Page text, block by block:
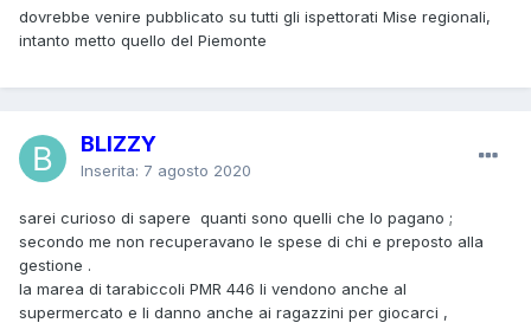
dovrebbe venire pubblicato su tutti gli ispettorati Mise regionali,
intanto metto quello del Piemonte
BLIZZY
Inserita: 7 agosto 2020
sarei curioso di sapere quanti sono quelli che lo pagano ;
secondo me non recuperavano le spese di chi e preposto alla
gestione .
la marea di tarabiccoli PMR 446 li vendono anche al
supermercato e li danno anche ai ragazzini per giocarci ,